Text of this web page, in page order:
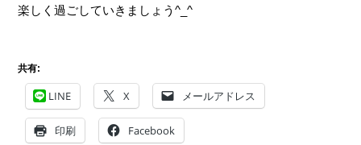
楽しく過ごしていきましょう^_^
共有:
LINE X メールアドレス
印刷 Facebook